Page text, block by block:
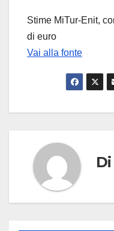
Stime MiTur-Enit,
di euro
Vai alla fonte
Di